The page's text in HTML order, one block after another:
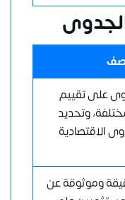
على تقييم
وتحديد
الاقتصادية
وموثوقة عن